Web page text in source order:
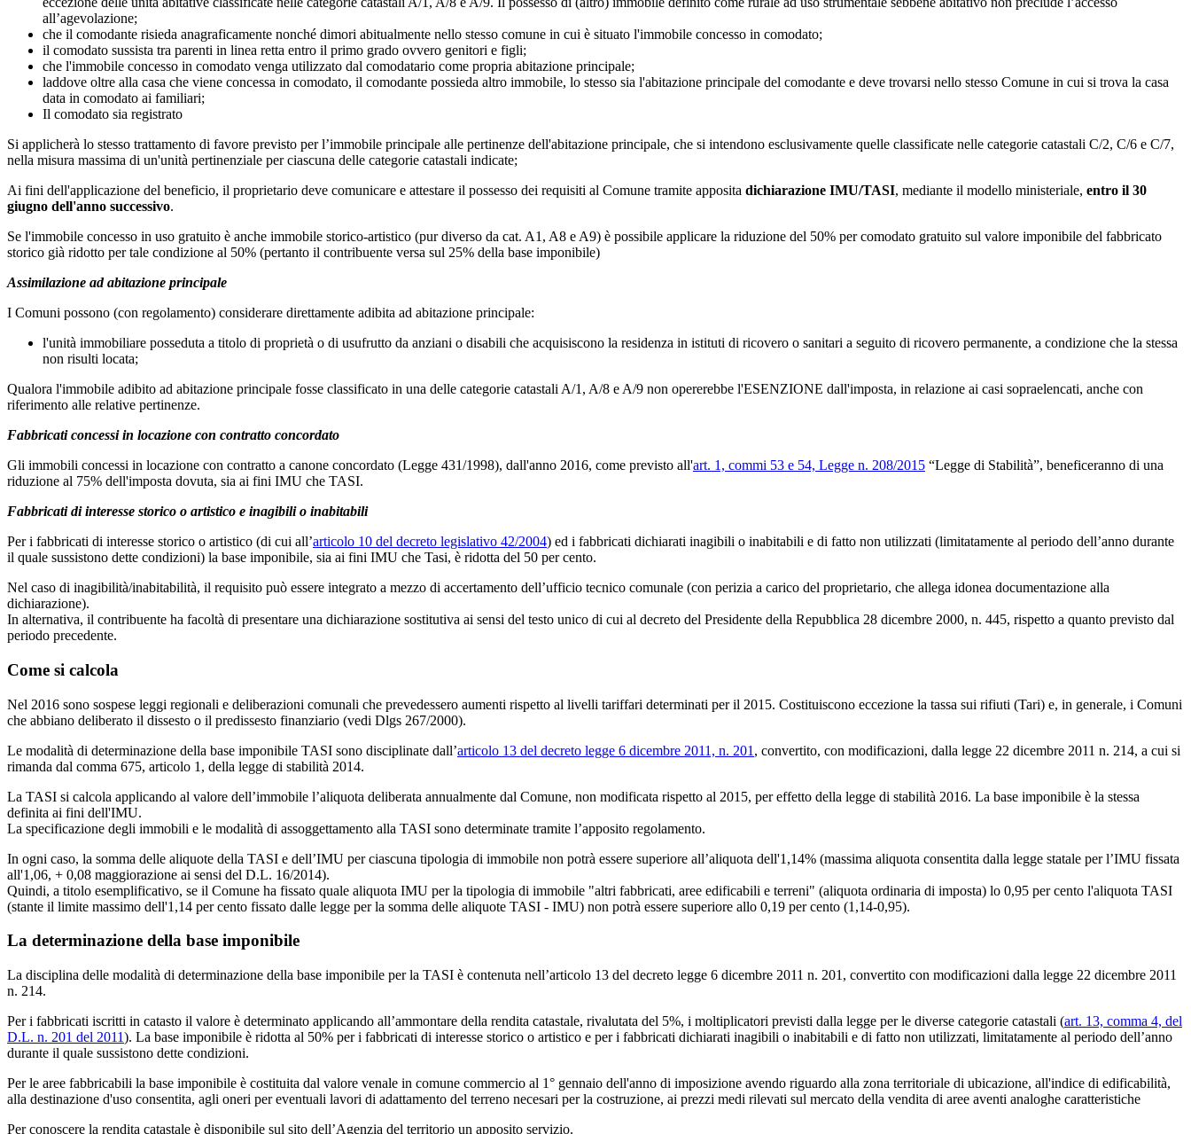
all’agevolazione;
che il comodante risieda anagraficamente nonché dimori abitualmente nello stesso comune in cui è situato l'immobile concesso in comodato;
il comodato sussista tra parenti in linea retta entro il primo grado ovvero genitori e figli;
che l'immobile concesso in comodato venga utilizzato dal comodatario come propria abitazione principale;
laddove oltre alla casa che viene concessa in comodato, il comodante possieda altro immobile, lo stesso sia l'abitazione principale del comodante e deve trovarsi nello stesso Comune in cui si trova la casa
data in comodato ai familiari;
Il comodato sia registrato
Si applicherà lo stesso trattamento di favore previsto per l’immobile principale alle pertinenze dell'abitazione principale, che si intendono esclusivamente quelle classificate nelle categorie catastali C/2, C/6 e C/7,
nella misura massima di un'unità pertinenziale per ciascuna delle categorie catastali indicate;
Ai fini dell'applicazione del beneficio, il proprietario deve comunicare e attestare il possesso dei requisiti al Comune tramite apposita dichiarazione IMU/TASI, mediante il modello ministeriale, entro il 30
giugno dell'anno successivo.
Se l'immobile concesso in uso gratuito è anche immobile storico-artistico (pur diverso da cat. A1, A8 e A9) è possibile applicare la riduzione del 50% per comodato gratuito sul valore imponibile del fabbricato
storico già ridotto per tale condizione al 50% (pertanto il contribuente versa sul 25% della base imponibile)
Assimilazione ad abitazione principale
I Comuni possono (con regolamento) considerare direttamente adibita ad abitazione principale:
l'unità immobiliare posseduta a titolo di proprietà o di usufrutto da anziani o disabili che acquisiscono la residenza in istituti di ricovero o sanitari a seguito di ricovero permanente, a condizione che la stessa
non risulti locata;
Qualora l'immobile adibito ad abitazione principale fosse classificato in una delle categorie catastali A/1, A/8 e A/9 non opererebbe l'ESENZIONE dall'imposta, in relazione ai casi sopraelencati, anche con
riferimento alle relative pertinenze.
Fabbricati concessi in locazione con contratto concordato
Gli immobili concessi in locazione con contratto a canone concordato (Legge 431/1998), dall'anno 2016, come previsto all'art. 1, commi 53 e 54, Legge n. 208/2015 “Legge di Stabilità”, beneficeranno di una
riduzione al 75% dell'imposta dovuta, sia ai fini IMU che TASI.
Fabbricati di interesse storico o artistico e inagibili o inabitabili
Per i fabbricati di interesse storico o artistico (di cui all’articolo 10 del decreto legislativo 42/2004) ed i fabbricati dichiarati inagibili o inabitabili e di fatto non utilizzati (limitatamente al periodo dell’anno durante
il quale sussistono dette condizioni) la base imponibile, sia ai fini IMU che Tasi, è ridotta del 50 per cento.
Nel caso di inagibilità/inabitabilità, il requisito può essere integrato a mezzo di accertamento dell’ufficio tecnico comunale (con perizia a carico del proprietario, che allega idonea documentazione alla
dichiarazione).
In alternativa, il contribuente ha facoltà di presentare una dichiarazione sostitutiva ai sensi del testo unico di cui al decreto del Presidente della Repubblica 28 dicembre 2000, n. 445, rispetto a quanto previsto dal
periodo precedente.
Come si calcola
Nel 2016 sono sospese leggi regionali e deliberazioni comunali che prevedessero aumenti rispetto al livelli tariffari determinati per il 2015. Costituiscono eccezione la tassa sui rifiuti (Tari) e, in generale, i Comuni
che abbiano deliberato il dissesto o il predissesto finanziario (vedi Dlgs 267/2000).
Le modalità di determinazione della base imponibile TASI sono disciplinate dall’articolo 13 del decreto legge 6 dicembre 2011, n. 201 , convertito, con modificazioni, dalla legge 22 dicembre 2011 n. 214, a cui si
rimanda dal comma 675, articolo 1, della legge di stabilità 2014.
La TASI si calcola applicando al valore dell’immobile l’aliquota deliberata annualmente dal Comune, non modificata rispetto al 2015, per effetto della legge di stabilità 2016. La base imponibile è la stessa
definita ai fini dell'IMU.
La specificazione degli immobili e le modalità di assoggettamento alla TASI sono determinate tramite l’apposito regolamento.
In ogni caso, la somma delle aliquote della TASI e dell’IMU per ciascuna tipologia di immobile non potrà essere superiore all’aliquota dell'1,14% (massima aliquota consentita dalla legge statale per l’IMU fissata
all'1,06, + 0,08 maggiorazione ai sensi del D.L. 16/2014).
Quindi, a titolo esemplificativo, se il Comune ha fissato quale aliquota IMU per la tipologia di immobile "altri fabbricati, aree edificabili e terreni" (aliquota ordinaria di imposta) lo 0,95 per cento l'aliquota TASI
(stante il limite massimo dell'1,14 per cento fissato dalle legge per la somma delle aliquote TASI - IMU) non potrà essere superiore allo 0,19 per cento (1,14-0,95).
La determinazione della base imponibile
La disciplina delle modalità di determinazione della base imponibile per la TASI è contenuta nell’articolo 13 del decreto legge 6 dicembre 2011 n. 201, convertito con modificazioni dalla legge 22 dicembre 2011
n. 214.
Per i fabbricati iscritti in catasto il valore è determinato applicando all’ammontare della rendita catastale, rivalutata del 5%, i moltiplicatori previsti dalla legge per le diverse categorie catastali (art. 13, comma 4, del
D.L. n. 201 del 2011). La base imponibile è ridotta al 50% per i fabbricati di interesse storico o artistico e per i fabbricati dichiarati inagibili o inabitabili e di fatto non utilizzati, limitatamente al periodo dell’anno
durante il quale sussistono dette condizioni.
Per le aree fabbricabili la base imponibile è costituita dal valore venale in comune commercio al 1° gennaio dell'anno di imposizione avendo riguardo alla zona territoriale di ubicazione, all'indice di edificabilità,
alla destinazione d'uso consentita, agli oneri per eventuali lavori di adattamento del terreno necesari per la costruzione, ai prezzi medi rilevati sul mercato della vendita di aree aventi analoghe caratteristiche
Per conoscere la rendita catastale è disponibile sul sito dell’Agenzia del territorio un apposito servizio.